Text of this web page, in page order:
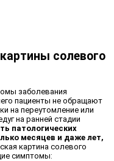
солевого
заболевания
пациенты не обращают
на переутомление или
на ранней стадии
патологических
месяцев и даже лет,
картина солевого
симптомы: